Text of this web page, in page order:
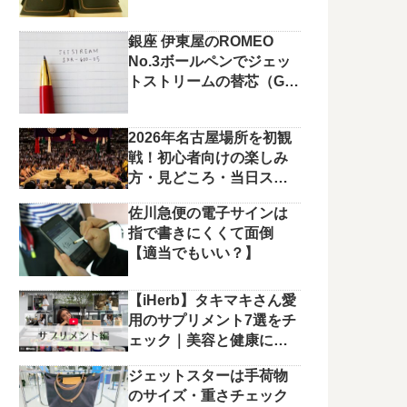
銀座 伊東屋のROMEO
No.3ボールペンでジェッ
トストリームの替芯（G2
2026年名古屋場所を初観
戦！初心者向けの楽しみ
方・見どころ・当日スケ
佐川急便の電子サインは
指で書きにくくて面倒
【適当でもいい？】
【iHerb】タキマキさん愛
用のサプリメント7選をチ
ェック｜美容と健康に役
ジェットスターは手荷物
のサイズ・重さチェック